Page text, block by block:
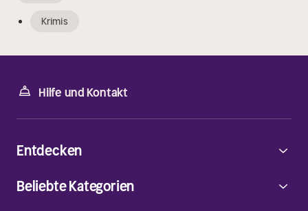
Krimis
Hilfe und Kontakt
Entdecken
Beliebte Kategorien